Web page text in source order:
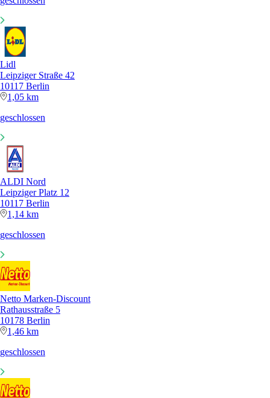
Lidl
Leipziger Straße 42
10117 Berlin
1,05 km
geschlossen
ALDI Nord
Leipziger Platz 12
10117 Berlin
1,14 km
geschlossen
Netto Marken-Discount
Rathausstraße 5
10178 Berlin
1,46 km
geschlossen